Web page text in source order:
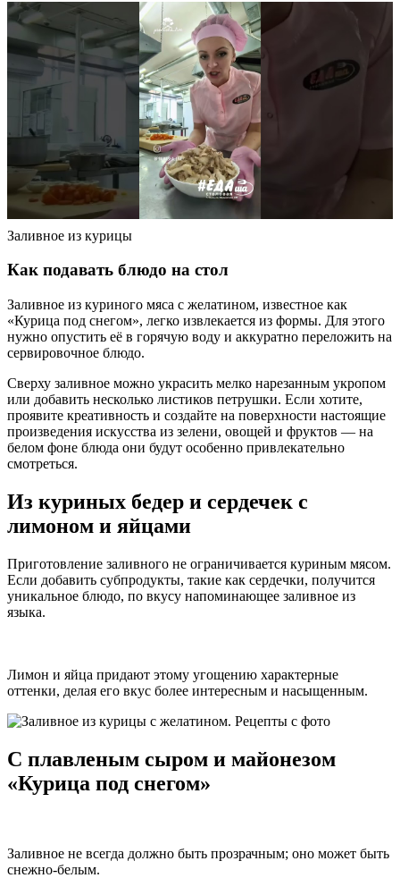
Заливное из курицы
Как подавать блюдо на стол
Заливное из куриного мяса с желатином, известное как
«Курица под снегом», легко извлекается из формы. Для этого
нужно опустить её в горячую воду и аккуратно переложить на
сервировочное блюдо.
Сверху заливное можно украсить мелко нарезанным укропом
или добавить несколько листиков петрушки. Если хотите,
проявите креативность и создайте на поверхности настоящие
произведения искусства из зелени, овощей и фруктов — на
белом фоне блюда они будут особенно привлекательно
смотреться.
Из куриных бедер и сердечек с
лимоном и яйцами
Приготовление заливного не ограничивается куриным мясом.
Если добавить субпродукты, такие как сердечки, получится
уникальное блюдо, по вкусу напоминающее заливное из
языка.
Лимон и яйца придают этому угощению характерные
оттенки, делая его вкус более интересным и насыщенным.
С плавленым сыром и майонезом
«Курица под снегом»
Заливное не всегда должно быть прозрачным; оно может быть
снежно-белым.